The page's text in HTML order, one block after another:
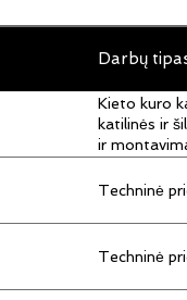
Darbų
Kieto kuro
katilinės ir
ir
Techninė
Techninė